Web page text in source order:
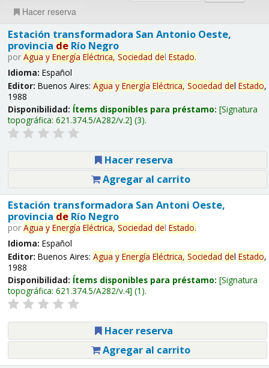
Hacer reserva
Estación transformadora San Antonio Oeste,
provincia deRío Negro
por Agua y Energía Eléctrica, Sociedad del Estado.
Idioma: Español
Editor: Buenos Aires: Agua y Energía Eléctrica, Sociedad del Estado,
1988
Disponibilidad: Ítems disponibles para préstamo: Signatura
topográfica: 621.374.5/A282/v.2 (3).
Hacer reserva
Agregar al carrito
Estación transformadora San Antoni Oeste,
provincia deRío Negro
por Agua y Energía Eléctrica, Sociedad del Estado.
Idioma: Español
Editor: Buenos Aires: Agua y Energía Eléctrica, Sociedad del Estado,
1988
Disponibilidad: Ítems disponibles para préstamo: Signatura
topográfica: 621.374.5/A282/v.4 (1).
Hacer reserva
Agregar al carrito